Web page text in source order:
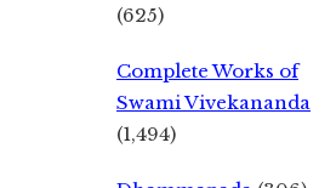
(625)
Complete Works of
Swami Vivekananda
(1,494)